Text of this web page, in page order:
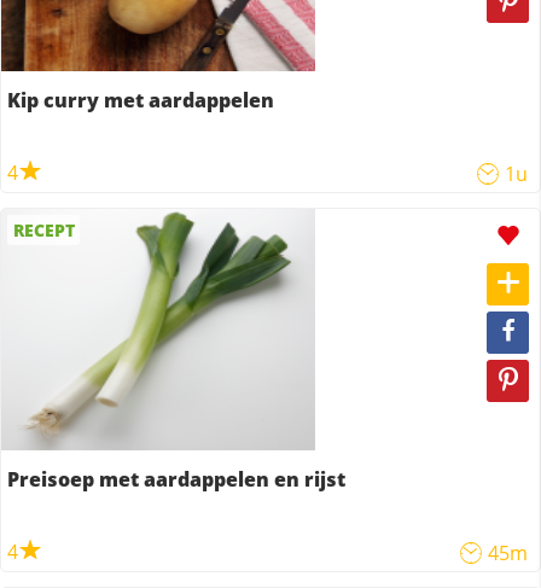
Kip curry met aardappelen
4 1u
RECEPT
Preisoep met aardappelen en rijst
4 45m